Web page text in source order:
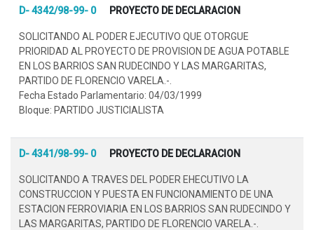
D- 4342/98-99- 0 PROYECTO DE DECLARACION
SOLICITANDO AL PODER EJECUTIVO QUE OTORGUE
PRIORIDAD AL PROYECTO DE PROVISION DE AGUA POTABLE
EN LOS BARRIOS SAN RUDECINDO Y LAS MARGARITAS,
PARTIDO DE FLORENCIO VARELA.-.
Fecha Estado Parlamentario: 04/03/1999
Bloque: PARTIDO JUSTICIALISTA
D- 4341/98-99- 0 PROYECTO DE DECLARACION
SOLICITANDO A TRAVES DEL PODER EHECUTIVO LA
CONSTRUCCION Y PUESTA EN FUNCIONAMIENTO DE UNA
ESTACION FERROVIARIA EN LOS BARRIOS SAN RUDECINDO Y
LAS MARGARITAS, PARTIDO DE FLORENCIO VARELA.-.